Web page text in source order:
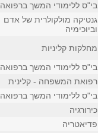
בי"ס ללימודי המשך ברפואה
גנטיקה מולקולרית של אדם
וביוכימיה
מחלקות קליניות
בי"ס ללימודי המשך ברפואה
רפואת המשפחה - קלינית
בי"ס ללימודי המשך ברפואה
כירורגיה
פדיאטריה